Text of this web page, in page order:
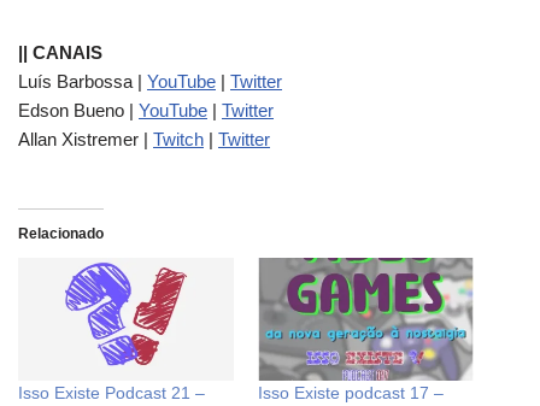
|| CANAIS
Luís Barbossa | YouTube | Twitter
Edson Bueno | YouTube | Twitter
Allan Xistremer | Twitch | Twitter
Relacionado
Isso Existe Podcast 21 –
Isso Existe podcast 17 –